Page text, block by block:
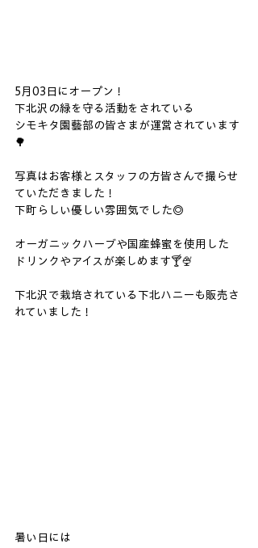
5月03日にオープン！
下北沢の緑を守る活動をされている
シモキタ園藝部の皆さまが運営されています
🌳
写真はお客様とスタッフの方皆さんで撮らせ
ていただきました！
下町らしい優しい雰囲気でした◎
オーガニックハーブや国産蜂蜜を使用した
ドリンクやアイスが楽しめます🍸🍨
下北沢で栽培されている下北ハニーも販売さ
れていました！
暑い日には